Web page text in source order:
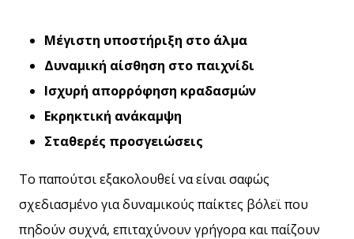
Μέγιστη υποστήριξη στο άλμα
Δυναμική αίσθηση στο παιχνίδι
Ισχυρή απορρόφηση κραδασμών
Εκρηκτική ανάκαμψη
Σταθερές προσγειώσεις
Το παπούτσι εξακολουθεί να είναι σαφώς
σχεδιασμένο για δυναμικούς παίκτες βόλεϊ που
πηδούν συχνά, επιταχύνουν γρήγορα και παίζουν